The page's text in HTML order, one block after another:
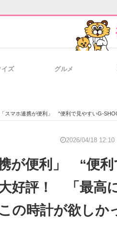
けIT製品の総合サイト IT製品の
イズ グルメ
「スマホ連携が便利」 “便利で見やすいG-SHOCK”が大好評！ 「
2026/04/18 12:10
携が便利」 “便
好評！ 「最高
の時計が欲しか